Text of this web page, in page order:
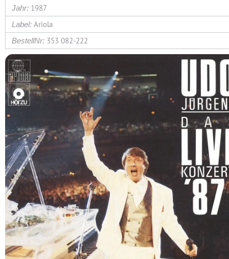
1987
Ariola
353 082-222